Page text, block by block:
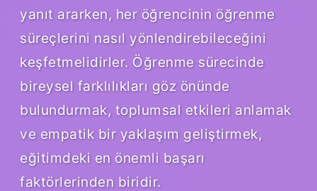
yanıt ararken, her öğrencinin öğrenme
süreçlerini nasıl yönlendirebileceğini
keşfetmelidirler. Öğrenme sürecinde
bireysel farklılıkları göz önünde
bulundurmak, toplumsal etkileri anlamak
ve empatik bir yaklaşım geliştirmek,
eğitimdeki en önemli başarı
faktörlerinden biridir.